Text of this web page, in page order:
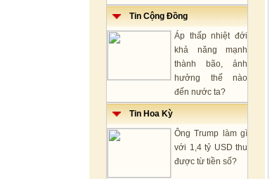
Tin Cộng Đồng
Áp thấp nhiệt đới
khả năng mạnh
thành bão, ảnh
hưởng thế nào
đến nước ta?
Tin Hoa Kỳ
Ông Trump làm gì
với 1,4 tỷ USD thu
được từ tiền số?